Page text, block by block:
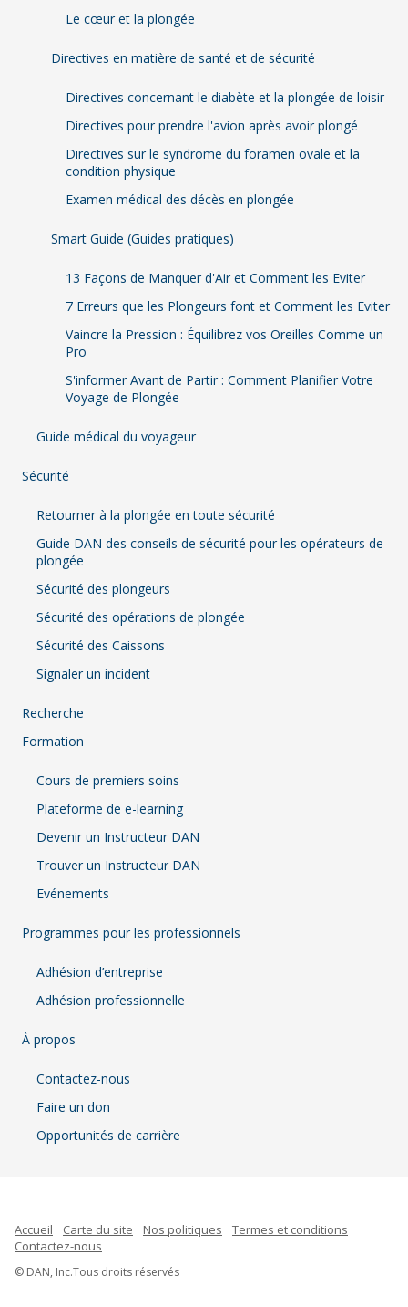
Le cœur et la plongée
Directives en matière de santé et de sécurité
Directives concernant le diabète et la plongée de loisir
Directives pour prendre l'avion après avoir plongé
Directives sur le syndrome du foramen ovale et la
condition physique
Examen médical des décès en plongée
Smart Guide (Guides pratiques)
13 Façons de Manquer d'Air et Comment les Eviter
7 Erreurs que les Plongeurs font et Comment les Eviter
Vaincre la Pression : Équilibrez vos Oreilles Comme un
Pro
S'informer Avant de Partir : Comment Planifier Votre
Voyage de Plongée
Guide médical du voyageur
Sécurité
Retourner à la plongée en toute sécurité
Guide DAN des conseils de sécurité pour les opérateurs de
plongée
Sécurité des plongeurs
Sécurité des opérations de plongée
Sécurité des Caissons
Signaler un incident
Recherche
Formation
Cours de premiers soins
Plateforme de e-learning
Devenir un Instructeur DAN
Trouver un Instructeur DAN
Evénements
Programmes pour les professionnels
Adhésion d’entreprise
Adhésion professionnelle
À propos
Contactez-nous
Faire un don
Opportunités de carrière
Accueil Carte du site Nos politiques
Termes et conditions
Contactez-nous
© DAN, Inc.Tous droits réservés